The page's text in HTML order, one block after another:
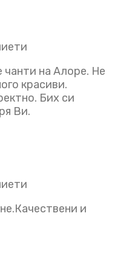
чанти на Алоре. Не
красиви.
Бих си
Ви.
и